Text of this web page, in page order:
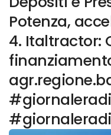
Potenza,
4. Italtractor: